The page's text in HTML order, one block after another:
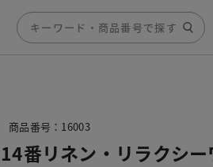
商品番号：16003
14番リネン・リラクシ